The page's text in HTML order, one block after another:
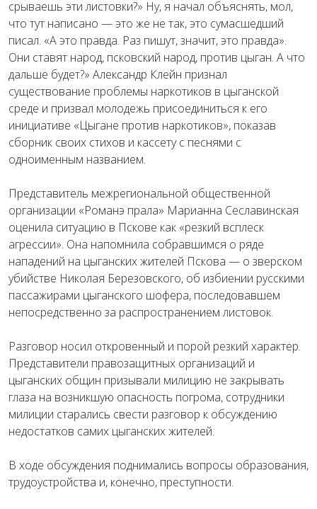
срываешь эти листовки?» Ну, я начал объяснять, мол,
что тут написано — это же не так, это сумасшедший
писал. «А это правда. Раз пишут, значит, это правда».
Они ставят народ, псковский народ, против цыган. А что
дальше будет?» Александр Клейн признал
существование проблемы наркотиков в цыганской
среде и призвал молодежь присоединиться к его
инициативе «Цыгане против наркотиков», показав
сборник своих стихов и кассету с песнями с
одноименным названием.
Представитель межрегиональной общественной
организации «Романэ прала» Марианна Сеславинская
оценила ситуацию в Пскове как «резкий всплеск
агрессии». Она напомнила собравшимся о ряде
нападений на цыганских жителей Пскова — о зверском
убийстве Николая Березовского, об избиении русскими
пассажирами цыганского шофера, последовавшем
непосредственно за распространением листовок.
Разговор носил откровенный и порой резкий характер.
Представители правозащитных организаций и
цыганских общин призывали милицию не закрывать
глаза на возникшую опасность погрома, сотрудники
милиции старались свести разговор к обсуждению
недостатков самих цыганских жителей.
В ходе обсуждения поднимались вопросы образования,
трудоустройства и, конечно, преступности.